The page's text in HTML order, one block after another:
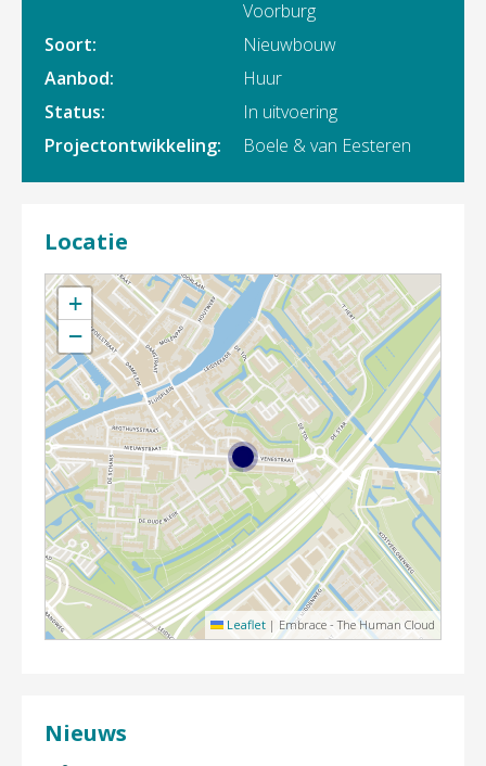
Voorburg
Soort:
Nieuwbouw
Aanbod:
Huur
Status:
In uitvoering
Projectontwikkeling:
Boele & van Eesteren
Locatie
+
−
Leaflet | Embrace - The Human Cloud
Nieuws